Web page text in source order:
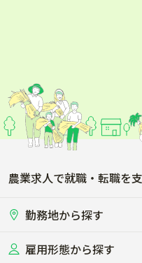
農業求人で就職・転職を
勤務地から探す
北海道雇用形態から探す